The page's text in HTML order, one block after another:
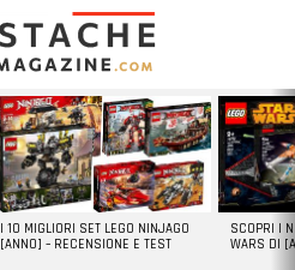
I 10 MIGLIORI SET LEGO NINJAGO
[ANNO] – RECENSIONE E TEST
SCOPRI I
WARS DI